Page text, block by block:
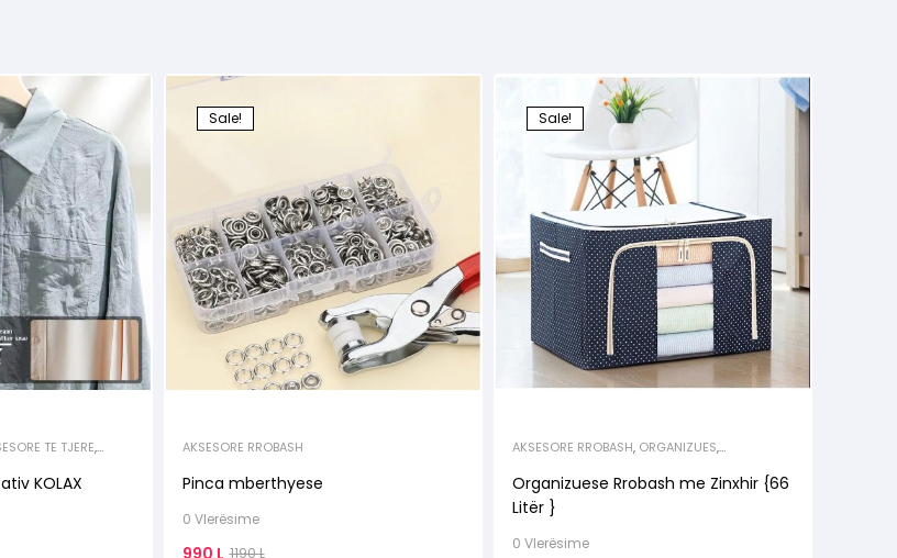
TE TJERE,
KOLAX
Sale!
AKSESORE RROBASH
Pinca mberthyese
0 Vlerësime
1190L
Sale!
AKSESORE RROBASH, ORGANIZUES,
Organizuese Rrobash me Zinxhir {66
Litër }
0 Vlerësime